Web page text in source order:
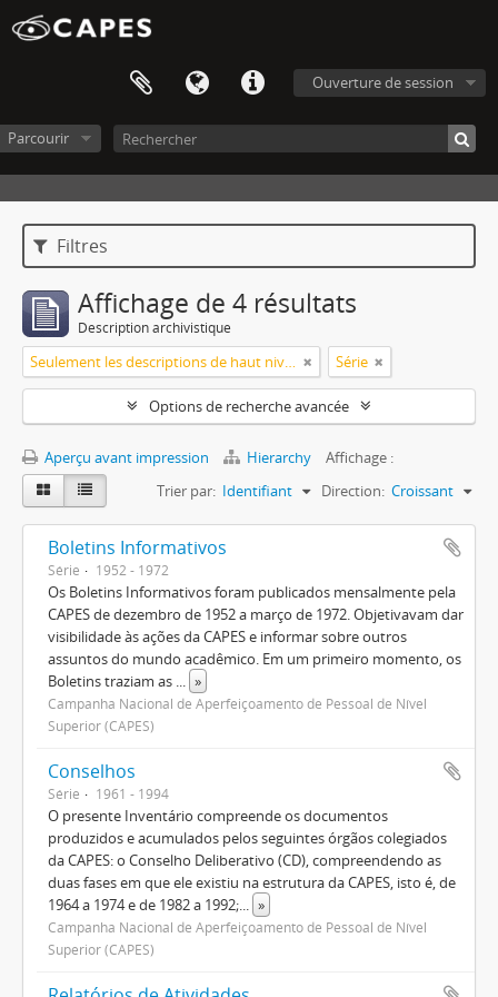
Ouverture de session
Parcourir
Filtres
Affichage de 4 résultats
Description archivistique
Seulement les descriptions de haut niveau Série
Options de recherche avancée
Aperçu avant impression Hierarchy
Affichage :
Trier par: Identifiant Direction: Croissant
Boletins Informativos
Série 1952 - 1972
Os Boletins Informativos foram publicados mensalmente pela
CAPES de dezembro de 1952 a março de 1972. Objetivavam dar
visibilidade às ações da CAPES e informar sobre outros
assuntos do mundo acadêmico. Em um primeiro momento, os
Boletins traziam as ... »
Campanha Nacional de Aperfeiçoamento de Pessoal de Nível
Superior (CAPES)
Conselhos
Série 1961 - 1994
O presente Inventário compreende os documentos
produzidos e acumulados pelos seguintes órgãos colegiados
da CAPES: o Conselho Deliberativo (CD), compreendendo as
duas fases em que ele existiu na estrutura da CAPES, isto é, de
1964 a 1974 e de 1982 a 1992;... »
Campanha Nacional de Aperfeiçoamento de Pessoal de Nível
Superior (CAPES)